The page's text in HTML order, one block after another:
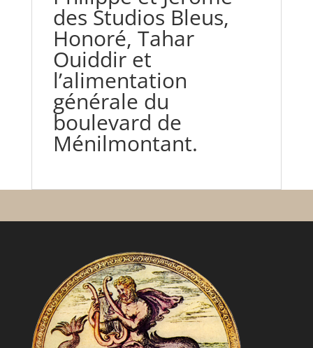
des Studios Bleus,
Honoré, Tahar
Ouiddir et
l’alimentation
générale du
boulevard de
Ménilmontant.